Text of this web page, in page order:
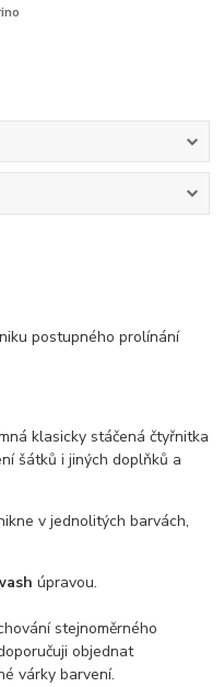
postupného prolínání
klasicky stáčená čtyřnitka
šátků i jiných doplňků a
v jednolitých barvách,
úpravou.
stejnoměrného
objednat
várky barvení.